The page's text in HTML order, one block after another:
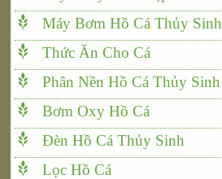
Máy Bơm Hồ Cá Thủy Sinh
Thức Ăn Cho Cá
Phân Nền Hồ Cá Thủy Sinh
Bơm Oxy Hồ Cá
Đèn Hồ Cá Thủy Sinh
Lọc Hồ Cá